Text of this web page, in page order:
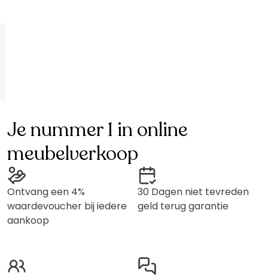
Je nummer 1 in online
meubelverkoop
Ontvang een 4%
waardevoucher bij iedere
aankoop
30 Dagen niet tevreden
geld terug garantie